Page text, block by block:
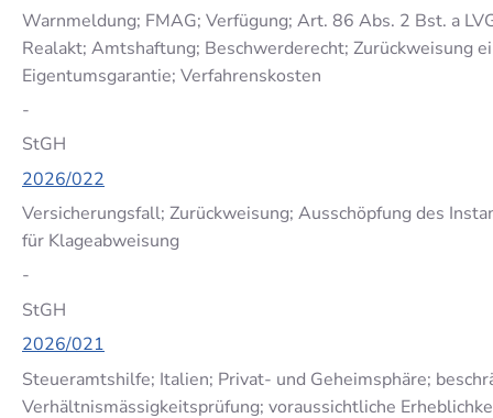
Warnmeldung; FMAG; Verfügung; Art. 86 Abs. 2 Bst. a
Realakt; Amtshaftung; Beschwerderecht; Zurückweisung
Eigentumsgarantie; Verfahrenskosten
-
StGH
2026/022
Versicherungsfall; Zurückweisung; Ausschöpfung des
für Klageabweisung
-
StGH
2026/021
Steueramtshilfe; Italien; Privat- und Geheimsphäre;
Verhältnismässigkeitsprüfung; voraussichtliche